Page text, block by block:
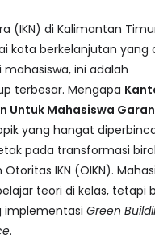
(IKN) di Kalimantan
kota berkelanjutan yang
ini adalah
terbesar. Mengapa
Untuk Mahasiswa
yang hangat
pada transformasi
IKN (OIKN).
teori di kelas, tetapi
implementasi Green
.